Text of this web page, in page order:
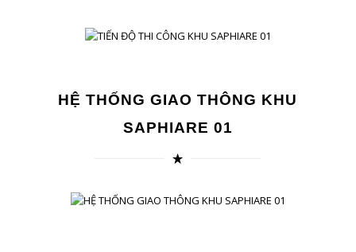
HỆ THỐNG GIAO THÔNG KHU
SAPHIARE 01